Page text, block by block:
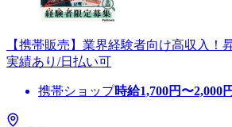
【携帯販売】業界経験者向け高収入！
実績あり/日払い可
携帯ショップ時給1,700円〜2,000円